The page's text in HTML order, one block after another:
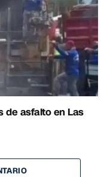
de asfalto en Las